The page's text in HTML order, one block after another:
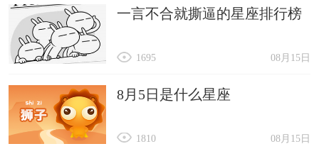
一言不合就撕逼的星座排行榜
08月15日
1695
8月5日是什么星座
08月15日
1810